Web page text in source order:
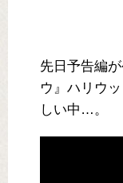
先日予告編
ウ』ハリウ
しい中…。